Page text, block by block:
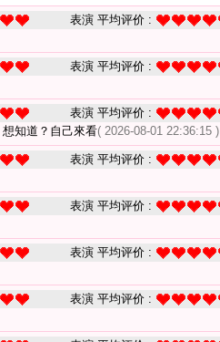
表演 平均评价 :
表演 平均评价 :
表演 平均评价 :
知道？自己來看( 2026-08-01 22:36:15 )
表演 平均评价 :
表演 平均评价 :
表演 平均评价 :
表演 平均评价 :